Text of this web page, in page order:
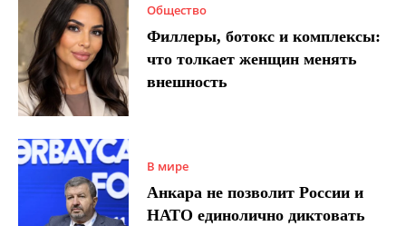
Общество
Филлеры, ботокс и комплексы:
что толкает женщин менять
внешность
В мире
Анкара не позволит России и
НАТО единолично диктовать